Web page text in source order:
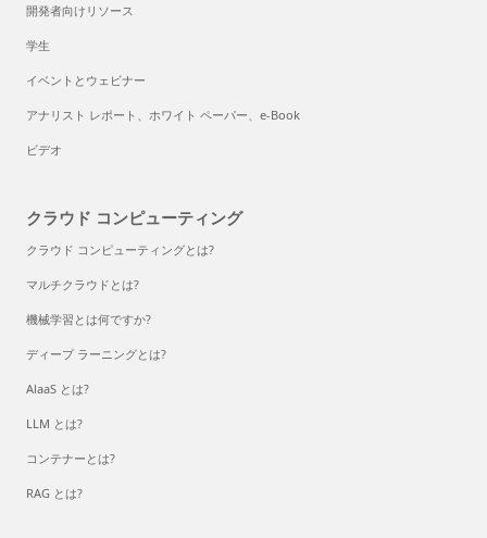
開発者向けリソース
学生
イベントとウェビナー
アナリスト レポート、ホワイト ペーパー、e-Book
ビデオ
クラウド コンピューティング
クラウド コンピューティングとは?
マルチクラウドとは?
機械学習とは何ですか?
ディープ ラーニングとは?
AlaaS とは?
LLM とは?
コンテナーとは?
RAG とは?